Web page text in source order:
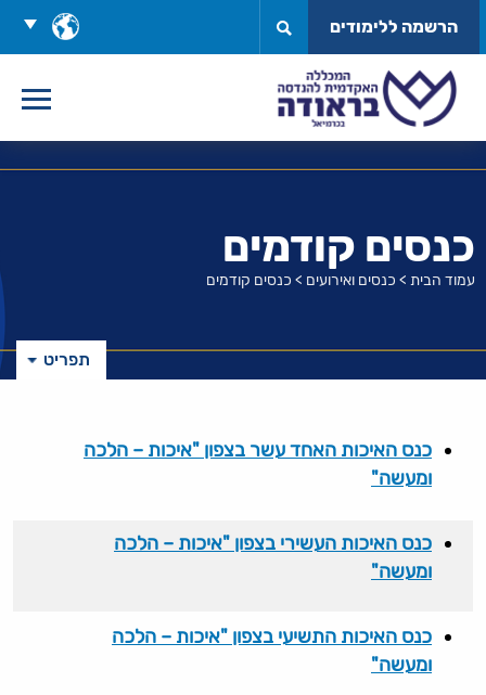
לתוכן
בחר
שפה
הרשמה ללימודים
כנסים קודמים
עמוד הבית > כנסים ואירועים > כנסים קודמים
תפריט
כנס האיכות האחד עשר בצפון "איכות – הלכה
ומעשה"
כנס האיכות העשירי בצפון "איכות – הלכה
ומעשה"
כנס האיכות התשיעי בצפון "איכות – הלכה
ומעשה"